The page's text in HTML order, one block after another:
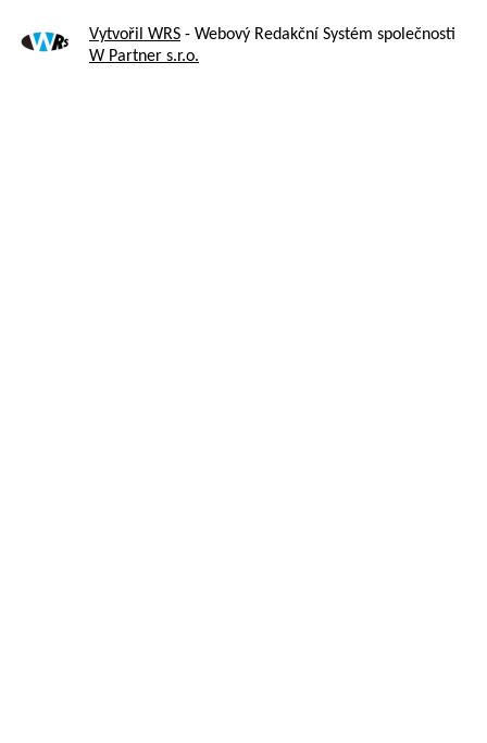
Vytvořil WRS - Webový Redakční Systém společnosti
W Partner s.r.o.